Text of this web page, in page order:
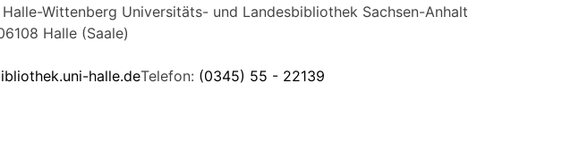
Wittenberg Universitäts- und Landesbibliothek Sachsen-Anhalt
Halle (Saale)
halle.deTelefon: (0345) 55 - 22139